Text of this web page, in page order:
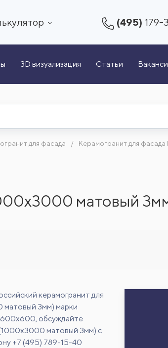
(495) 179-
3D визуализация Статьи
для фасада Керамогранит для фасада
матовый
керамогранит для
матовый 3мм) марки
600х600, обсуждайте
матовый 3мм) с
+7 (495) 789-15-40